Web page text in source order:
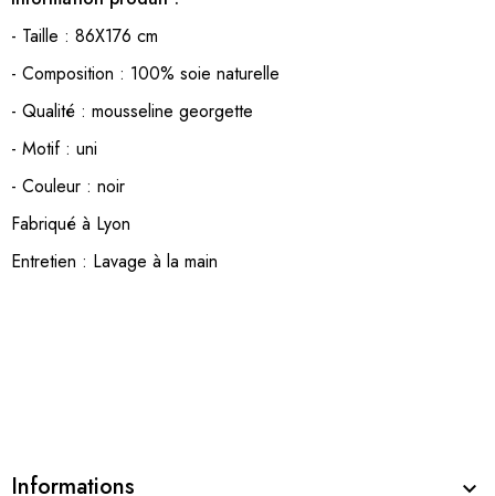
- Taille : 86X176 cm
- Composition : 100% soie naturelle
- Qualité : mousseline georgette
- Motif : uni
- Couleur : noir
Fabriqué à Lyon
Entretien : Lavage à la main
Informations 